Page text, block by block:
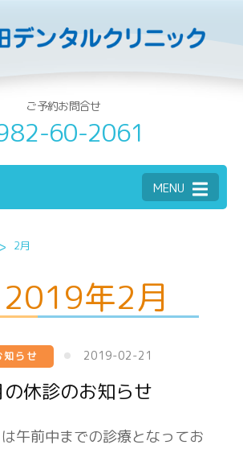
ご予約お問合せ
60-2061
MENU
2月
2019年2月
知らせ 2019-02-21
の休診のお知らせ
午前中までの診療となってお